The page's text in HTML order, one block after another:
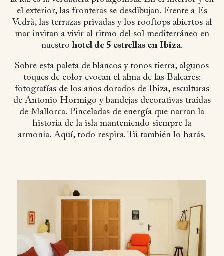
el exterior, las fronteras se desdibujan. Frente a Es
Vedrà, las terrazas privadas y los rooftops abiertos al
mar invitan a vivir al ritmo del sol mediterráneo en
nuestrohotel de 5 estrellas en Ibiza.
Sobre esta paleta de blancos y tonos tierra, algunos
toques de color evocan el alma de las Baleares:
fotografías de los años dorados de Ibiza, esculturas
de Antonio Hormigo y bandejas decorativas traídas
de Mallorca. Pinceladas de energía que narran la
historia de la isla manteniendo siempre la
armonía. Aquí, todo respira. Tú también lo harás.